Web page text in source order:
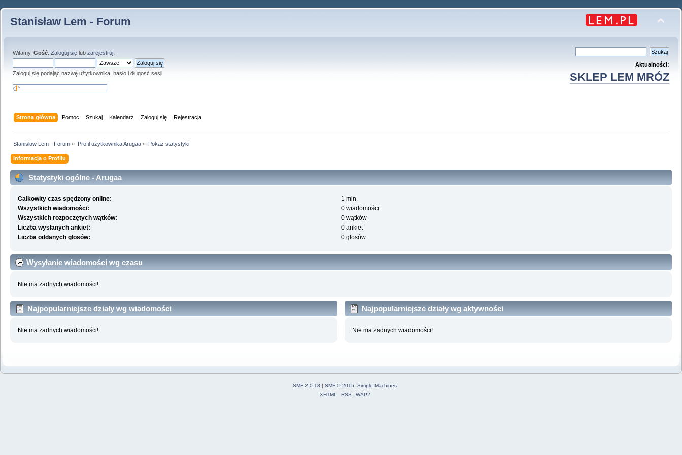
Stanisław Lem - Forum
Witamy, Gość Zaloguj się lub zarejestruj
Zaloguj się podając nazwę użytkownika, hasło i długość sesji
Aktualności:
SKLEP LEM MRÓZ
Strona główna Pomoc Szukaj Kalendarz Zaloguj się Rejestracja
Stanisław Lem - Forum » Profil użytkownika Arugaa» Pokaż statystyki
Informacja o Profilu
Statystyki ogólne - Arugaa
Całkowity czas spędzony online:
1 min.
Wszystkich wiadomości:
0 wiadomości
Wszystkich rozpoczętych wątków:
0 wątków
Liczba wysłanych ankiet:
0 ankiet
Liczba oddanych głosów:
0 głosów
Wysyłanie wiadomości wg czasu
Nie ma żadnych wiadomości!
Najpopularniejsze działy wg wiadomości
Nie ma żadnych wiadomości!
Najpopularniejsze działy wg aktywności
Nie ma żadnych wiadomości!
SMF 2.0.18 | SMF © 2015, Simple Machines
XHTML
RSS WAP2